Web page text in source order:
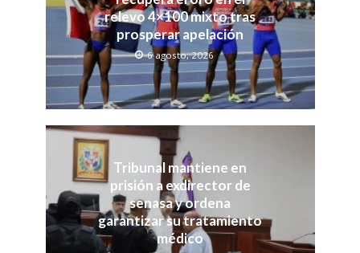
relevo 4×100 mixto tras
prosperar apelación
6 agosto, 2026
Tribunal mantiene en
prisión a exdirector de
senasa y ordena
garantizar su tratamiento
médico